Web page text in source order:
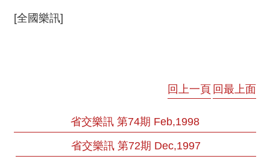
們
見
[全國樂訊]
回上一頁 回最上面
省交樂訊 第74期 Feb,1998
省交樂訊 第72期 Dec,1997